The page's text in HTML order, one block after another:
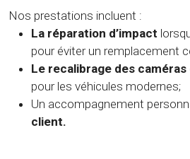
Nos prestations incluent :
La réparation d’impact
pour éviter un remplacement
Le recalibrage des
pour les véhicules modernes;
Un accompagnement
client.